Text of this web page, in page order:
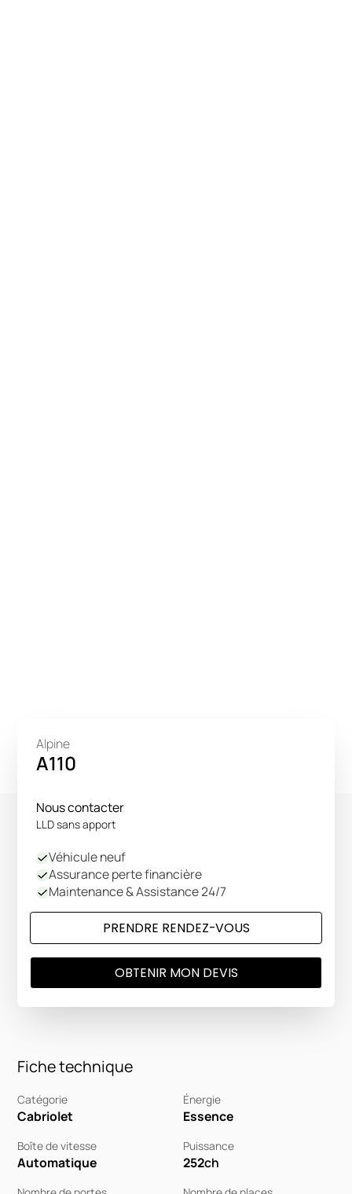
Fiche technique
Catégorie
Cabriolet
Énergie
Essence
Boîte de vitesse
Automatique
Puissance
252ch
Alpine
A110
Nous contacter
LLD sans apport
Véhicule neuf
Assurance perte financière
Maintenance & Assistance 24/7
PRENDRE RENDEZ-VOUS
OBTENIR MON DEVIS